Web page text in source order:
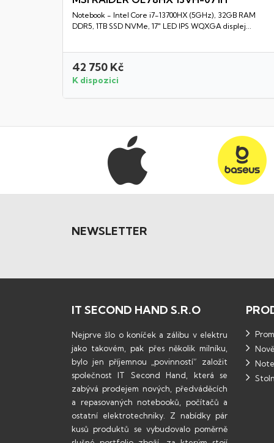
Rychlý náhled
Notebook - Intel Core i7-13700HX (5GHz), 32GB RAM
DDR5, 1TB SSD NVMe, 17" LED IPS WQXGA displej...
42 750 Kč
K dispozici
NEWSLETTER
IT SECOND HAND S.R.O
Nejprve šlo o koníček a zálibu v elektru
jako takovém, pak přes několik milníku,
bylo jen příjemnou „povinností“ založit
společnost IT Second Hand, která se
zabývá prodejem nových, předváděcích
a repasovaných notebooků, počítačů a
ostatní elektrotechniky. Z nabídky pár
kusů produktů se vybudovalo poměrně